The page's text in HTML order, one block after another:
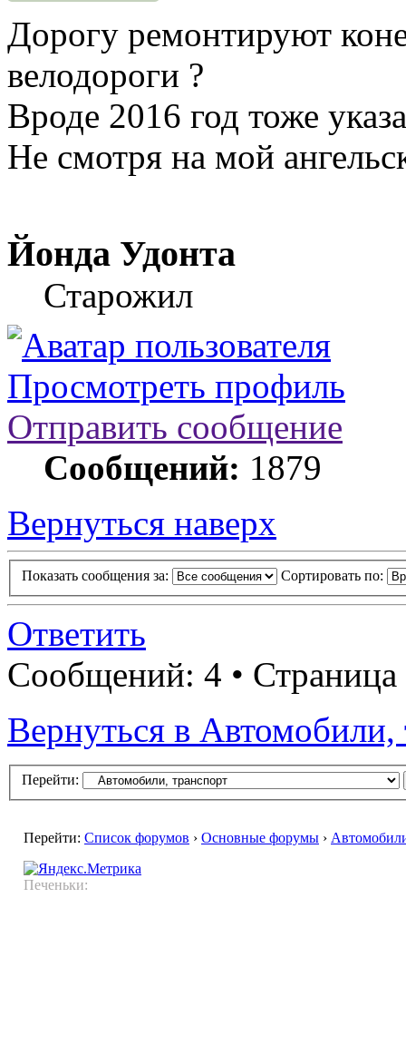
Дорогу ремонтируют
велодороги ?
Вроде 2016 год тоже
Не смотря на мой
Йонда Удонта
Старожил
Просмотреть профиль
Отправить сообщение
Сообщений: 1879
Вернуться наверх
Показать сообщения за: Сортировать по:
Ответить
Сообщений: 4 • Страница
Вернуться в Автомобили,
Перейти:
Перейти: Список форумов › Основные форумы ›
Печеньки: